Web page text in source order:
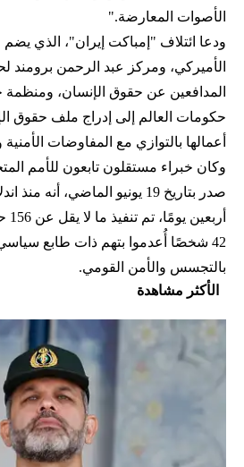
الأصوات المعارضة."
ودعا ائتلاف "إمباكت إيران"، الذي
الأميركي، ومركز عبد الرحمن برومند
المدافعين عن حقوق الإنسان، ومنظمة
حكومات العالم إلى إدراج ملف حقوق
أعمالها بالتوازي مع المفاوضات الأمنية
وكان خبراء مستقلون تابعون للأمم
صدر بتاريخ 19 يونيو الماضي،
42 شخصًا أُعدموا بتهم ذات طابع
بالتجسس والأمن القومي.
الأكثر مشاهدة